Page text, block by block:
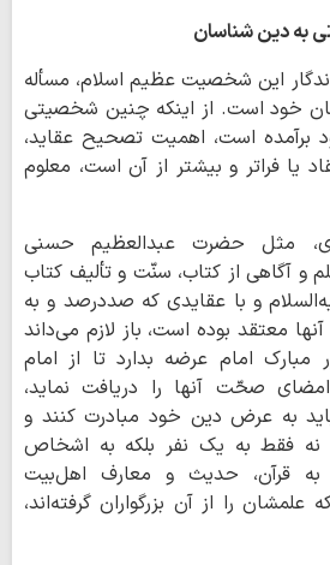
به دین شناسان
این شخصیت عظیم اسلام، مسأله
خود است. از اينكه چنين شخصيتي
است، اهميت تصحيح عقايد،
يا فراتر و بيشتر از آن است، معلوم
مثل حضرت عبدالعظيم حسني
و آگاهي از كتاب، سنّت و تأليف كتاب
و با عقايدي كه صددرصد و به
معتقد بوده است، باز لازم ميداند
امام عرضه بدارد تا از امام
صحّت آنها را دريافت نمايد،
به عرض دين خود مبادرت كنند و
نه فقط به يك نفر بلكه به اشخاص
به قرآن، حديث و معارف اهلبيت
علمشان را از آن بزرگواران گرفته‌اند،